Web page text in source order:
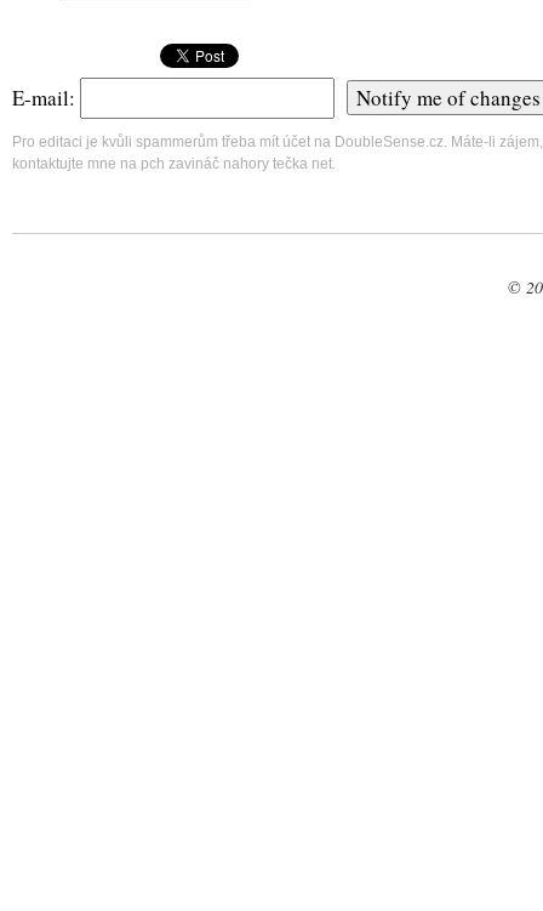
E-mail:
Pro editaci je kvůli spammerům třeba mít účet na DoubleSense.cz. Máte-li
kontaktujte mne na pch zavináč nahory tečka net.
©